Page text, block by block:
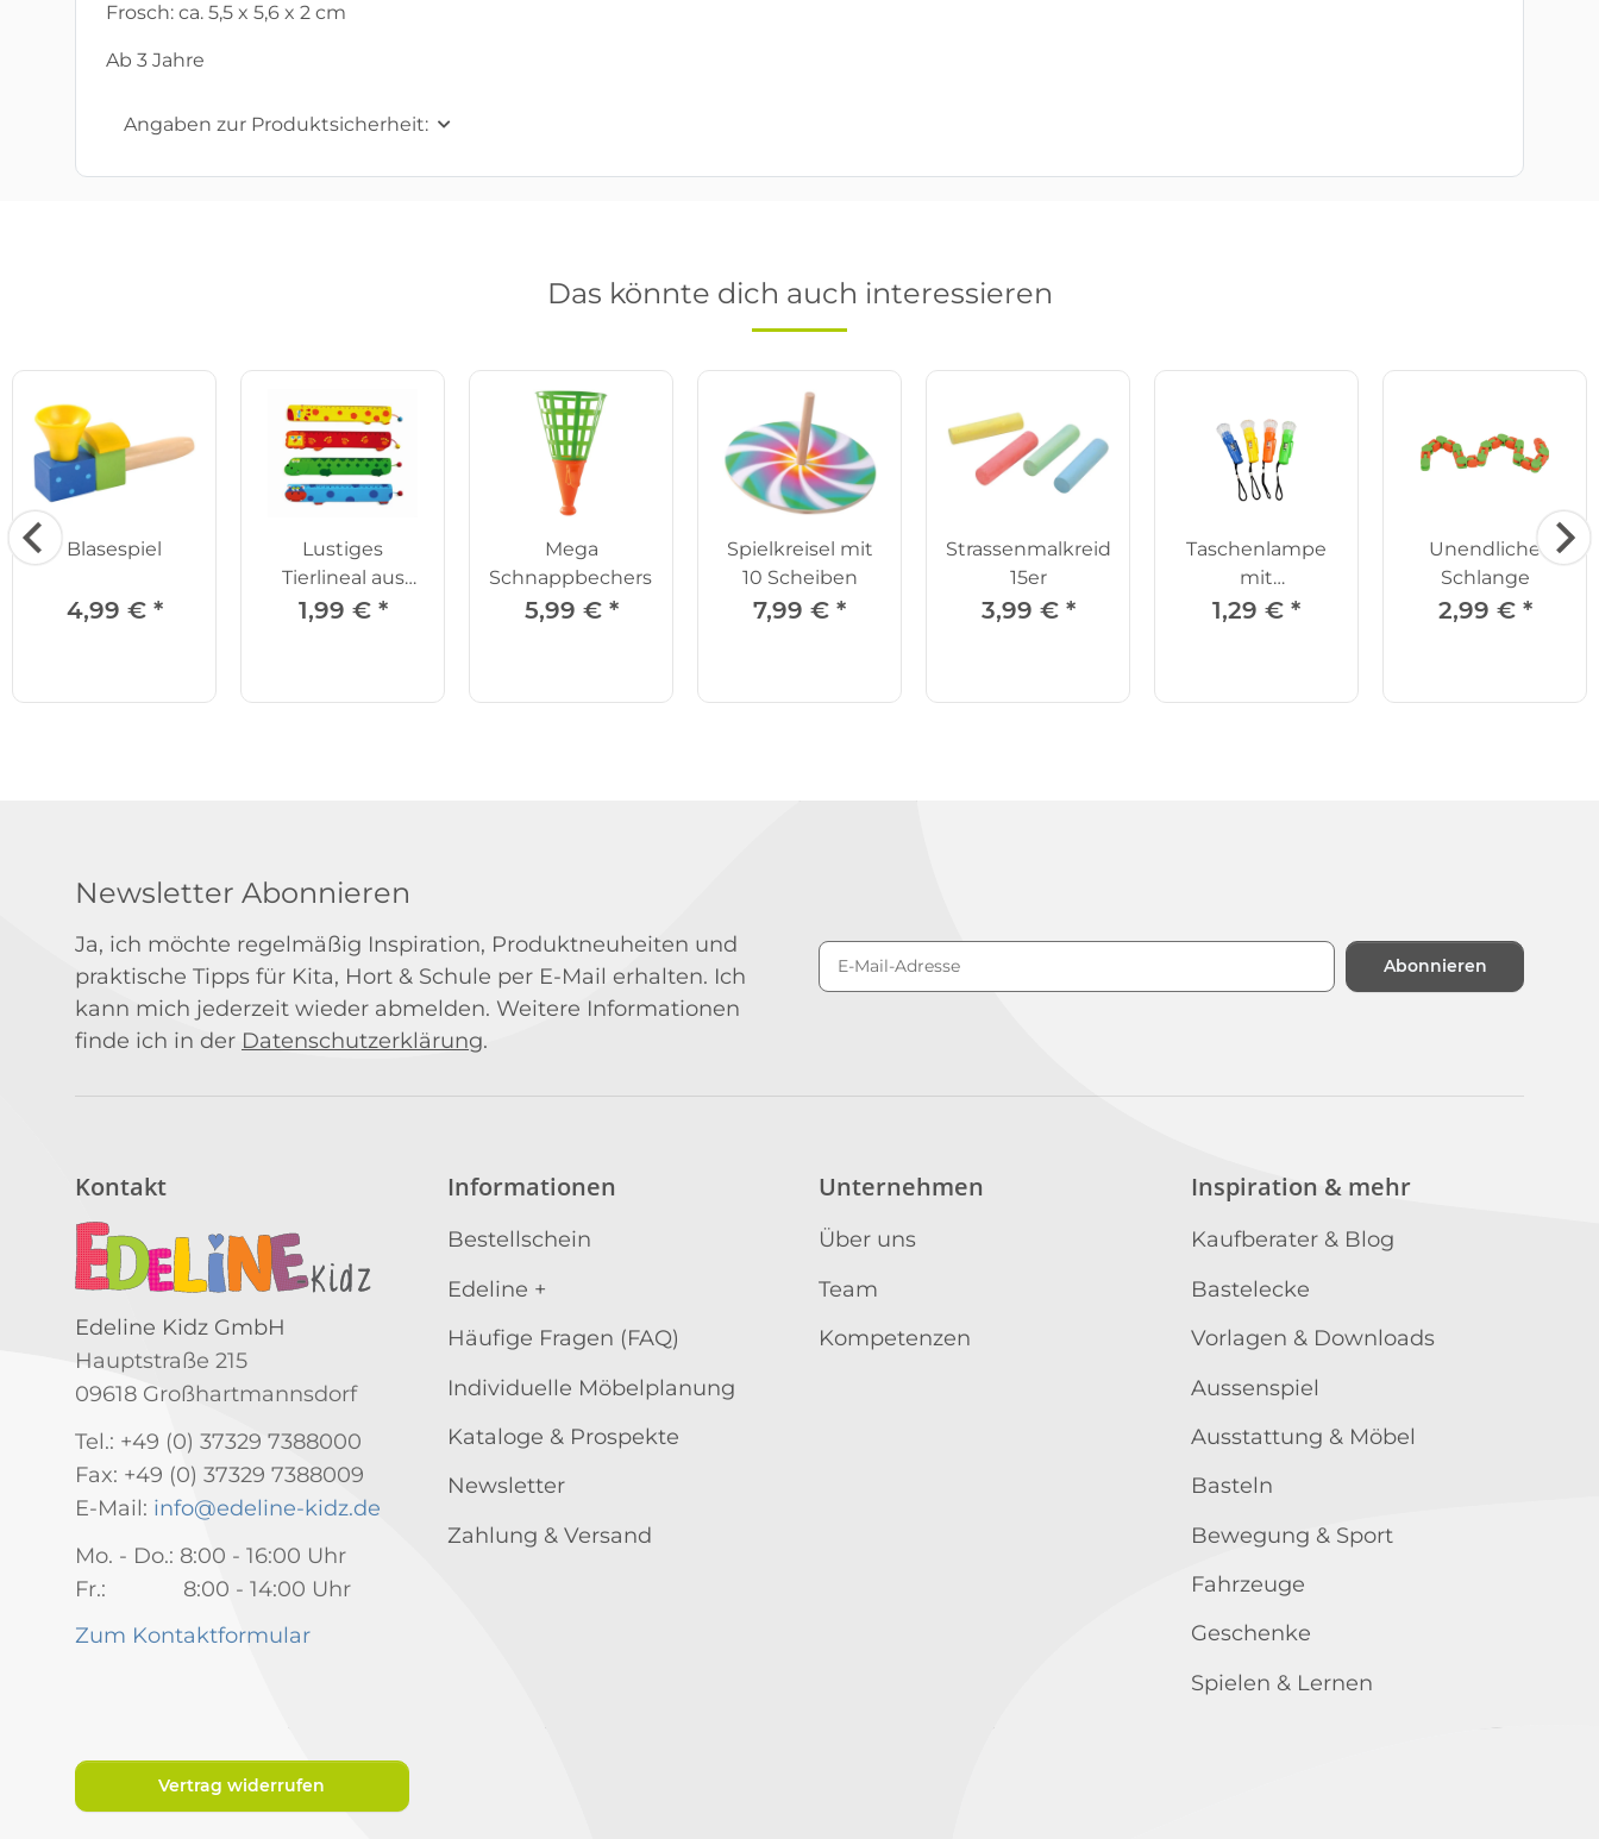
Frosch: ca. 5,5 x 5,6 x 2 cm
Ab 3 Jahre
Angaben zur Produktsicherheit:
Das könnte dich auch interessieren
Blasespiel
4,99 € *
Lustiges
Tierlineal aus
Holz
1,99 € *
Mega
Schnappbecherspiel
5,99 € *
Spielkreisel mit
10 Scheiben
7,99 € *
Strassenmalkreide
15er
3,99 € *
Taschenlampe
mit
Anhängeband
1,29 € *
Unendliche
Schlange
2,99 € *
Newsletter Abonnieren
Ja, ich möchte regelmäßig Inspiration, Produktneuheiten und
praktische Tipps für Kita, Hort & Schule per E-Mail erhalten. Ich
kann mich jederzeit wieder abmelden. Weitere Informationen
finde ich in der Datenschutzerklärung.
Abonnieren
Kontakt
Edeline Kidz GmbH
Hauptstraße 215
09618 Großhartmannsdorf
Tel.: +49 (0) 37329 7388000
Fax: +49 (0) 37329 7388009
E-Mail: info@edeline-kidz.de
Mo. - Do.: 8:00 - 16:00 Uhr
Fr.: 8:00 - 14:00 Uhr
Zum Kontaktformular
Informationen
Bestellschein
Edeline +
Häufige Fragen (FAQ)
Individuelle Möbelplanung
Kataloge & Prospekte
Newsletter
Zahlung & Versand
Unternehmen
Über uns
Team
Kompetenzen
Inspiration & mehr
Kaufberater & Blog
Bastelecke
Vorlagen & Downloads
Aussenspiel
Ausstattung & Möbel
Basteln
Bewegung & Sport
Fahrzeuge
Geschenke
Spielen & Lernen
Vertrag widerrufen